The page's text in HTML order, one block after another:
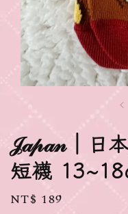
𝒥𝒶𝓅𝒶𝓃｜日
短襪
Regular
NT$ 189